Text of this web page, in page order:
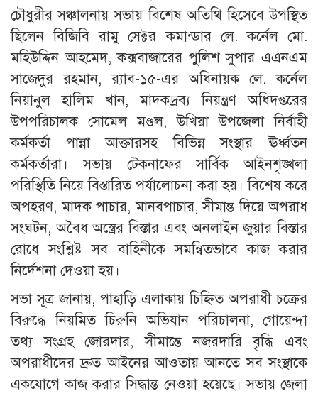
চৌধুরীর সঞ্চালনায় সভায় বিশেষ অতিথি হিসেবে উপস্থিত
ছিলেন বিজিবি রামু সেক্টর কমান্ডার লে. কর্নেল মো.
মহিউদ্দিন আহমেদ, কক্সবাজারের পুলিশ সুপার এএনএম
সাজেদুর রহমান, র‍্যাব-১৫-এর অধিনায়ক লে. কর্নেল
নিয়ানুল হালিম খান, মাদকদ্রব্য নিয়ন্ত্রণ অধিদপ্তরের
উপপরিচালক সোমেল মণ্ডল, উখিয়া উপজেলা নির্বাহী
কর্মকর্তা পান্না আক্তারসহ বিভিন্ন সংস্থার ঊর্ধ্বতন
কর্মকর্তারা। সভায় টেকনাফের সার্বিক আইনশৃঙ্খলা
পরিস্থিতি নিয়ে বিস্তারিত পর্যালোচনা করা হয়। বিশেষ করে
অপহরণ, মাদক পাচার, মানবপাচার, সীমান্ত দিয়ে অপরাধ
সংঘটন, অবৈধ অস্ত্রের বিস্তার এবং অনলাইন জুয়ার বিস্তার
রোধে সংশ্লিষ্ট সব বাহিনীকে সমন্বিতভাবে কাজ করার
নির্দেশনা দেওয়া হয়।
সভা সূত্র জানায়, পাহাড়ি এলাকায় চিহ্নিত অপরাধী চক্রের
বিরুদ্ধে নিয়মিত চিরুনি অভিযান পরিচালনা, গোয়েন্দা
তথ্য সংগ্রহ জোরদার, সীমান্তে নজরদারি বৃদ্ধি এবং
অপরাধীদের দ্রুত আইনের আওতায় আনতে সব সংস্থাকে
একযোগে কাজ করার সিদ্ধান্ত নেওয়া হয়েছে। সভায় জেলা